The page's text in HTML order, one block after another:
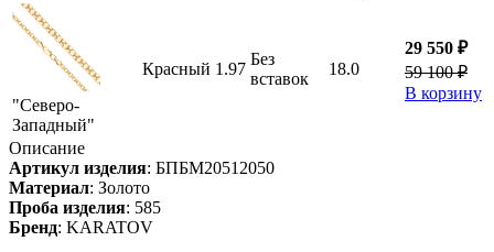
"Северо-
Западный"
Красный 1.97
Без
вставок
18.0
29 550 ₽
59 100 ₽
В корзину
Описание
Артикул изделия: БПБМ20512050
Материал: Золото
Проба изделия: 585
Бренд: KARATOV